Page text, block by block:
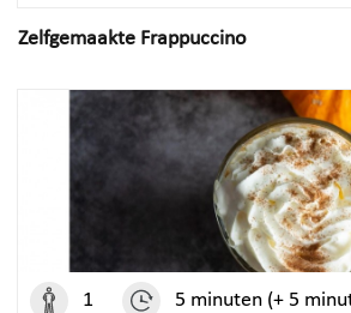
Zelfgemaakte Frappuccino
1 5 minuten (+ 5